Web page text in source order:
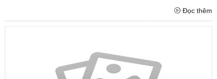
Đọc thêm